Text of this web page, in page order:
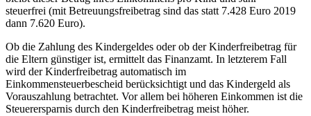
steuerfrei (mit Betreuungsfreibetrag sind das statt 7.428 Euro 2019
dann 7.620 Euro).
Ob die Zahlung des Kindergeldes oder ob der Kinderfreibetrag für
die Eltern günstiger ist, ermittelt das Finanzamt. In letzterem Fall
wird der Kinderfreibetrag automatisch im
Einkommensteuerbescheid berücksichtigt und das Kindergeld als
Vorauszahlung betrachtet. Vor allem bei höheren Einkommen ist die
Steuerersparnis durch den Kinderfreibetrag meist höher.